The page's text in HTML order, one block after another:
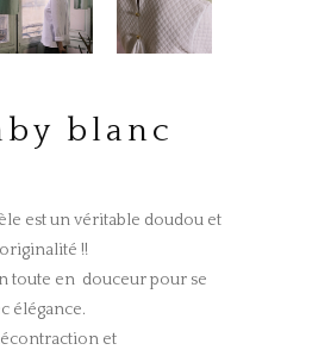
blanc
est un véritable doudou et
!!
toute en douceur pour se
élégance.
et